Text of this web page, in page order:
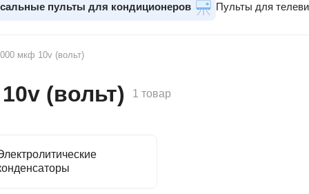
пульты для кондиционеров Пульты для
мкф 10v (вольт)
(вольт) 1 товар